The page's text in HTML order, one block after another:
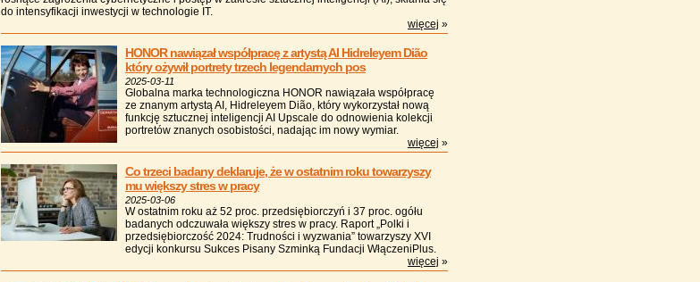
do intensyfikacji inwestycji w technologie IT.
więcej »
HONOR nawiązał współpracę z artystą AI Hidreleyem Dião
który ożywił portrety trzech legendarnych pos
2025-03-11
Globalna marka technologiczna HONOR nawiązała współpracę
ze znanym artystą AI, Hidreleyem Dião, który wykorzystał nową
funkcję sztucznej inteligencji AI Upscale do odnowienia kolekcji
portretów znanych osobistości, nadając im nowy wymiar.
więcej »
Co trzeci badany deklaruje, że w ostatnim roku towarzyszy
mu większy stres w pracy
2025-03-06
W ostatnim roku aż 52 proc. przedsiębiorczyń i 37 proc. ogółu
badanych odczuwała większy stres w pracy. Raport „Polki i
przedsiębiorczość 2024: Trudności i wyzwania” towarzyszy XVI
edycji konkursu Sukces Pisany Szminką Fundacji WłączeniPlus.
więcej »